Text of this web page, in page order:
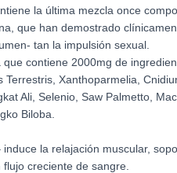
la última mezcla once
que han demostrado
tan la impulsión sexual.
contiene 2000mg de
Xanthoparmelia,
Ali, Selenio, Saw Palmetto,
Biloba.
la relajación muscular,
creciente de sangre.